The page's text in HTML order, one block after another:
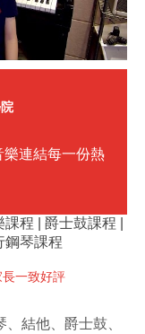
樂連結每一份熱
課程 爵士鼓課程
鋼琴課程
一致好評
結他、爵士鼓、